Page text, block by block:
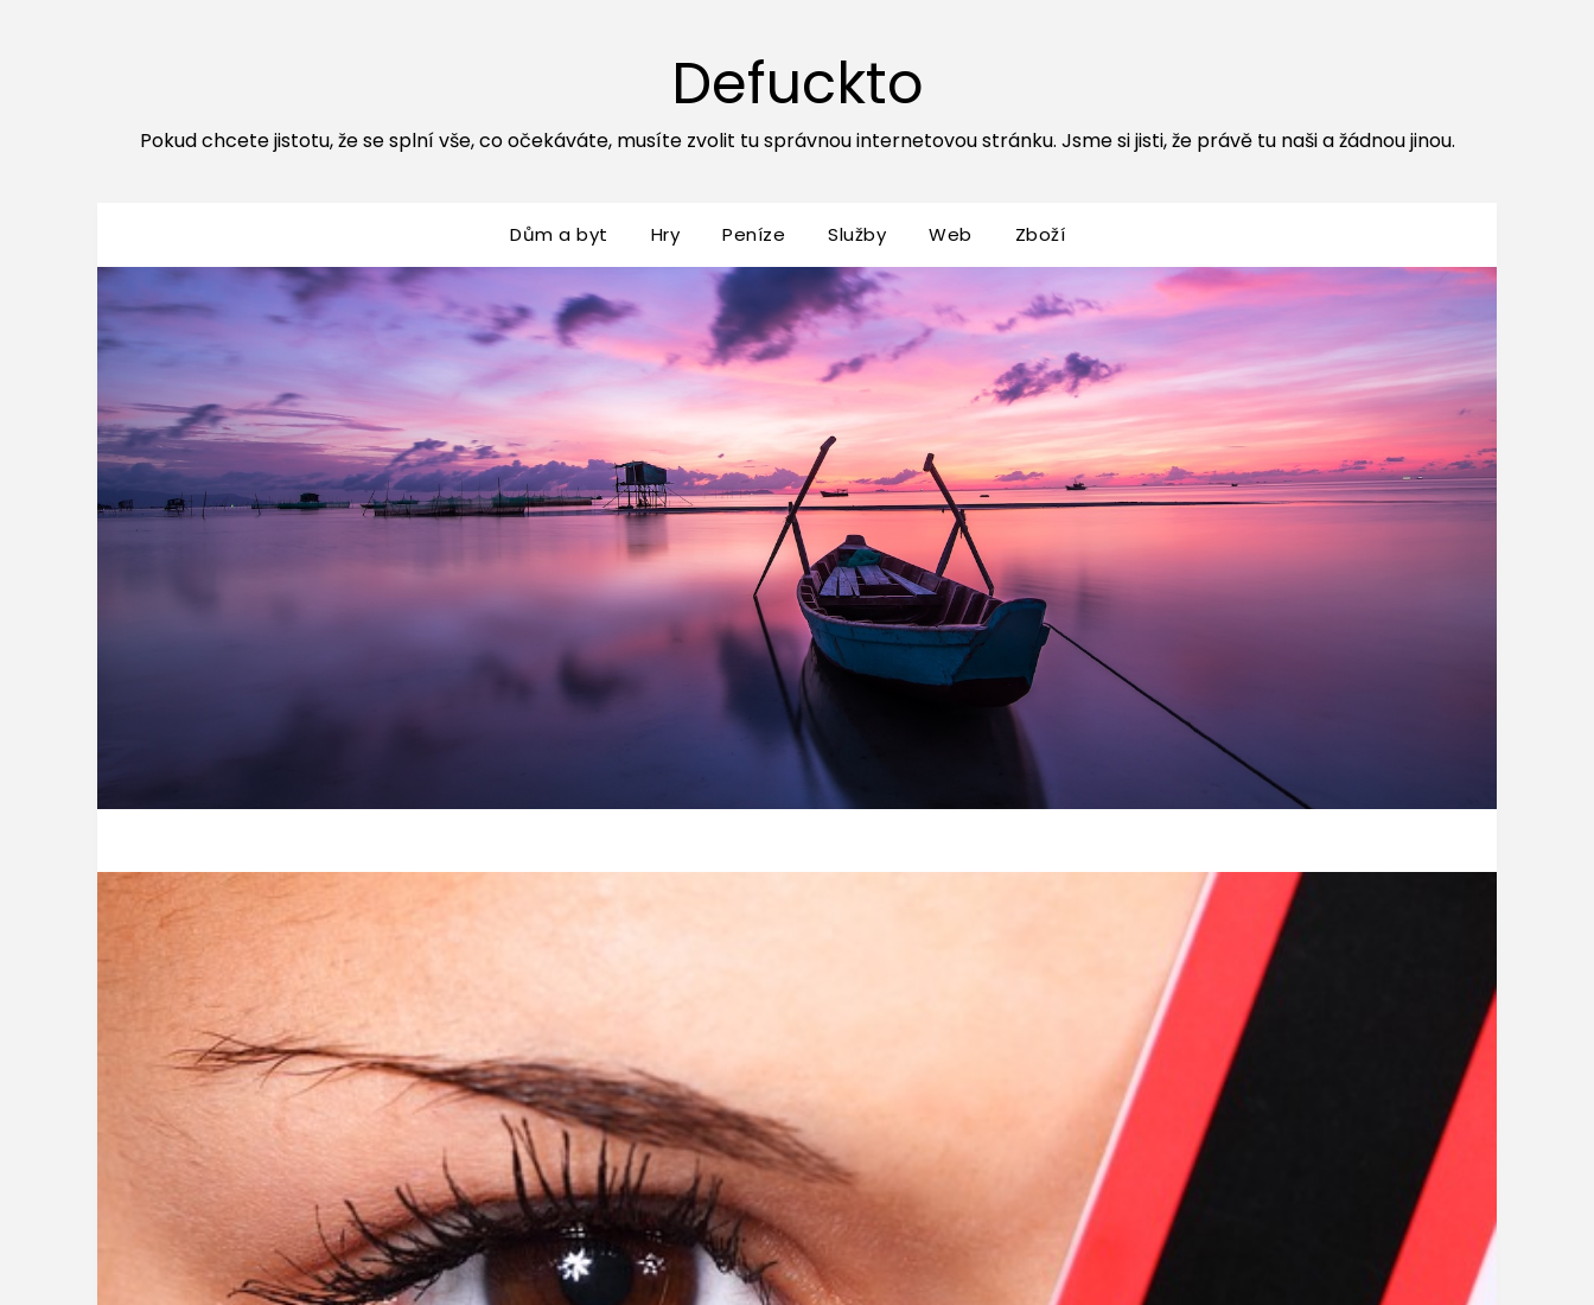
Defuckto
Pokud chcete jistotu, že se splní vše, co očekáváte, musíte zvolit tu správnou internetovou stránku. Jsme si jisti, že právě tu naši a žádnou jinou.
Dům a byt Hry Peníze Služby Web Zboží